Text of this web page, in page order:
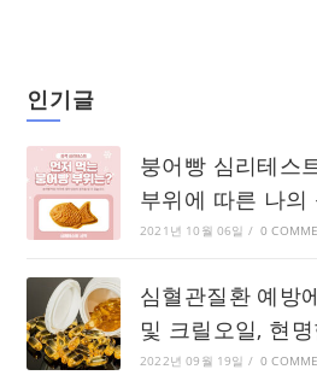
인기글
붕어빵 심리테스
부위에 따른 나의
2021년 10월 06일 / 0
심혈관질환 예방
및 크릴오일, 현
2022년 09월 19일 / 0